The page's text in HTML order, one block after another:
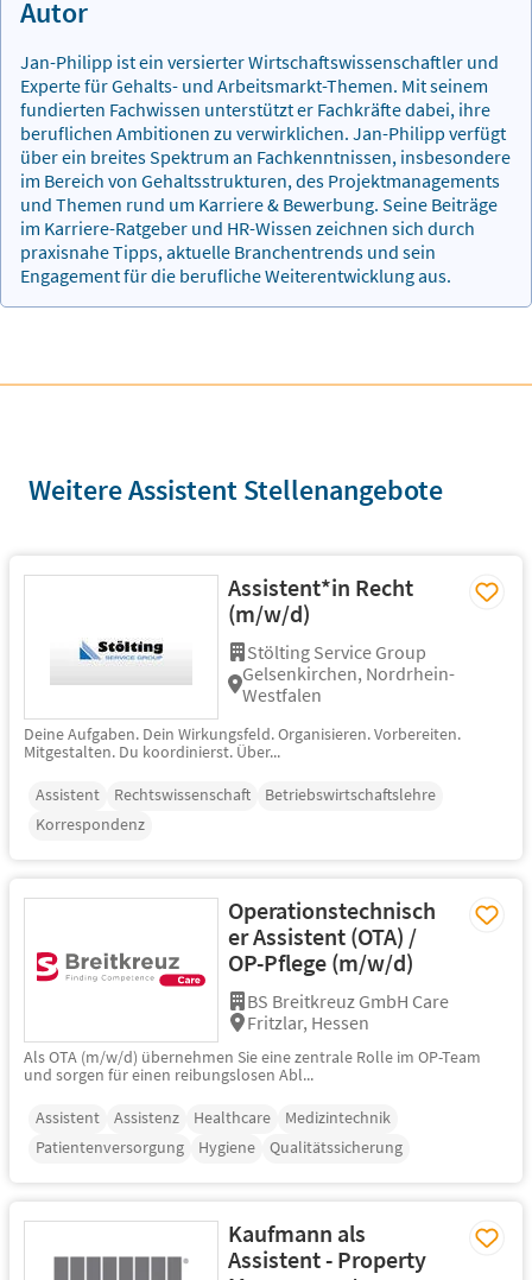
Autor
Jan-Philipp ist ein versierter Wirtschaftswissenschaftler und
Experte für Gehalts- und Arbeitsmarkt-Themen. Mit seinem
fundierten Fachwissen unterstützt er Fachkräfte dabei, ihre
beruflichen Ambitionen zu verwirklichen. Jan-Philipp verfügt
über ein breites Spektrum an Fachkenntnissen, insbesondere
im Bereich von Gehaltsstrukturen, des Projektmanagements
und Themen rund um Karriere & Bewerbung. Seine Beiträge
im Karriere-Ratgeber und HR-Wissen zeichnen sich durch
praxisnahe Tipps, aktuelle Branchentrends und sein
Engagement für die berufliche Weiterentwicklung aus.
Weitere Assistent Stellenangebote
Assistent*in Recht
(m/w/d)
Stölting Service Group
Gelsenkirchen, Nordrhein-
Westfalen
Deine Aufgaben. Dein Wirkungsfeld. Organisieren. Vorbereiten.
Mitgestalten. Du koordinierst. Über...
Assistent
Rechtswissenschaft
Betriebswirtschaftslehre
Korrespondenz
Operationstechnisch
er Assistent (OTA) /
OP-Pflege (m/w/d)
BS Breitkreuz GmbH Care
Fritzlar, Hessen
Als OTA (m/w/d) übernehmen Sie eine zentrale Rolle im OP-Team
und sorgen für einen reibungslosen Abl...
Assistent
Assistenz Healthcare
Medizintechnik
Patientenversorgung
Hygiene Qualitätssicherung
Kaufmann als
Assistent - Property